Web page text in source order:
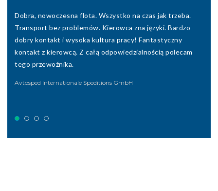
Dobra, nowoczesna flota. Wszystko na czas jak trzeba.
Transport bez problemów. Kierowca zna języki. Bardzo
dobry kontakt i wysoka kultura pracy! Fantastyczny
kontakt z kierowcą. Z całą odpowiedzialnością polecam
tego przewoźnika.
Avtosped Internationale Speditions GmbH
Profesjonalna firma. Wszystko zgodne ze zleceniem.
Wyjątkowo szyba i kompleksowa współpraca zwłaszcza w
zakresie płatności.
C.H. Robinson Polska S.A.